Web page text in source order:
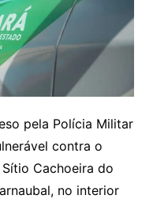
pela Polícia Militar
contra o
Cachoeira do
no interior